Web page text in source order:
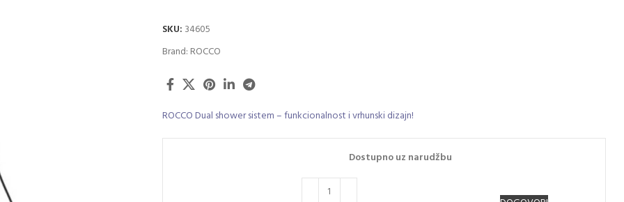
SKU: 34605
Brand: ROCCO
ROCCO Dual shower sistem – funkcionalnost i vrhunski dizajn!
Dostupno uz narudžbu